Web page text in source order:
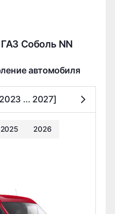
Соболь NN
автомобиля
... 2027]
2025 2026